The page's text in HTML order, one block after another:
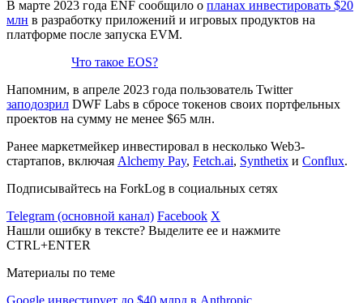
В марте 2023 года ENF сообщило о планах инвестировать $20
млн в разработку приложений и игровых продуктов на
платформе после запуска EVM.
Что такое EOS?
Напомним, в апреле 2023 года пользователь Twitter
заподозрил DWF Labs в сбросе токенов своих портфельных
проектов на сумму не менее $65 млн.
Ранее маркетмейкер инвестировал в несколько Web3-
стартапов, включая Alchemy Pay, Fetch.ai, Synthetix и Conflux.
Подписывайтесь на ForkLog в социальных сетях
Telegram (основной канал) Facebook X
Нашли ошибку в тексте? Выделите ее и нажмите
CTRL+ENTER
Материалы по теме
Google инвестирует до $40 млрд в Anthropic